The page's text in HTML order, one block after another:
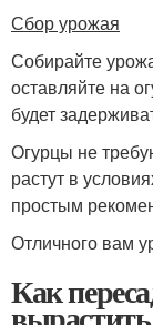
Сбор урожая
Собирайте
оставляйте на
будет
Огурцы не
растут в
простым
Отличного вам
Как